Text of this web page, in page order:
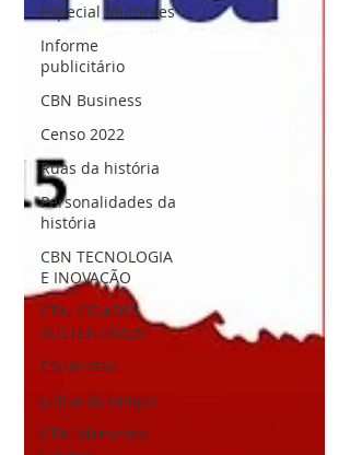
Especial Mulheres
Informe
publicitário
CBN Business
Censo 2022
Ruas da história
Personalidades da
história
CBN TECNOLOGIA
E INOVAÇÃO
CBN CIDADES
SUSTENTÁVEIS
Colunistas
Linha do tempo
CBN Momento